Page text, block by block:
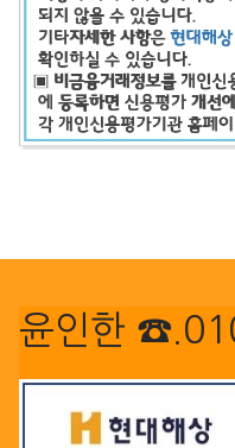
윤인한